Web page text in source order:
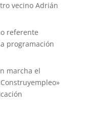
vecino Adrián
referente
programación
marcha el